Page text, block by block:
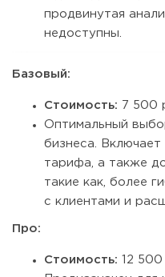
продвинутая
недоступны.
Базовый:
Стоимость: 7 500
Оптимальный
бизнеса.
тарифа, а также
такие как, более
с клиентами и
Про:
Стоимость:
12